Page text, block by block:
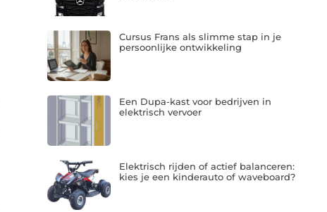
Cursus Frans als slimme stap in je
persoonlijke ontwikkeling
Een Dupa-kast voor bedrijven in
elektrisch vervoer
Elektrisch rijden of actief balanceren:
kies je een kinderauto of waveboard?